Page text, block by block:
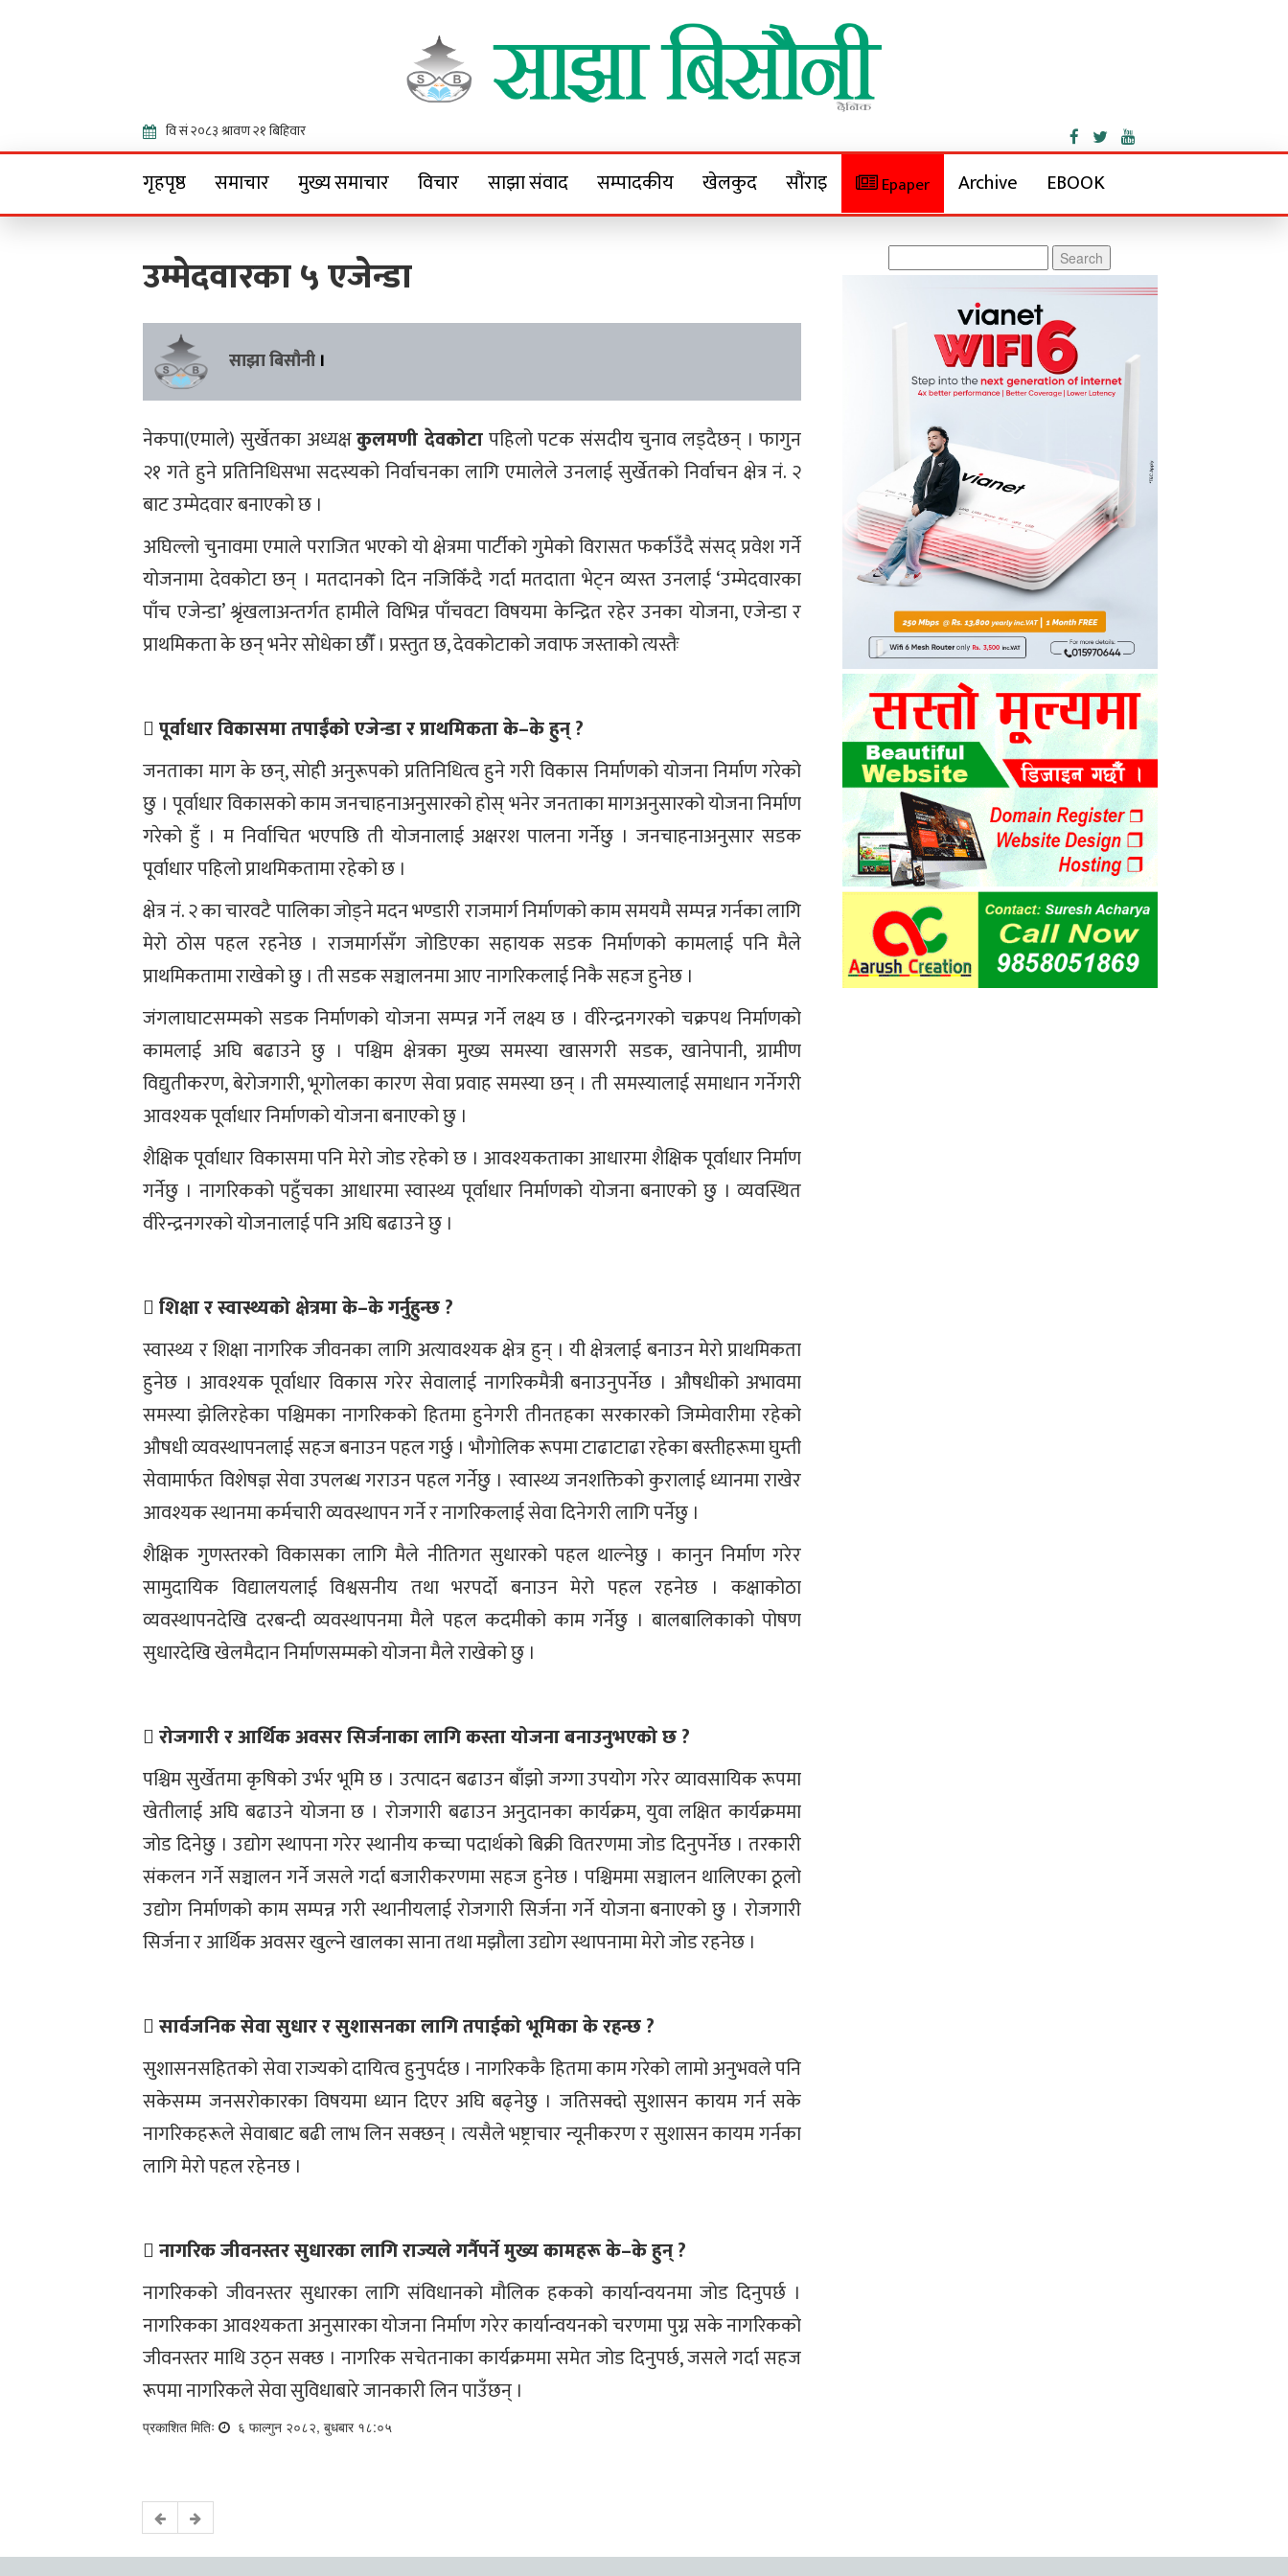
Sajha Bisaunee
गृहपृष्ठ समाचार मुख्य समाचार विचार साझा संवाद सम्पादकीय खेलकुद सौंराइ Epaper Archive EBOOK
उम्मेदवारका ५ एजेन्डा
साझा बिसौनी ।
नेकपा(एमाले) सुर्खेतका अध्यक्षकुलमणी देवकोटापहिलो पटक संसदीय चुनाव लड्दैछन् । फागुन
२१ गते हुने प्रतिनिधिसभा सदस्यको निर्वाचनका लागि एमालेले उनलाई सुर्खेतको निर्वाचन क्षेत्र नं. २
बाट उम्मेदवार बनाएको छ ।
अघिल्लो चुनावमा एमाले पराजित भएको यो क्षेत्रमा पार्टीको गुमेको विरासत फर्काउँदै संसद् प्रवेश गर्ने
योजनामा देवकोटा छन् । मतदानको दिन नजिकिँदै गर्दा मतदाता भेट्न व्यस्त उनलाई ‘उम्मेदवारका
पाँच एजेन्डा’ श्रृंखलाअन्तर्गत हामीले विभिन्न पाँचवटा विषयमा केन्द्रित रहेर उनका योजना, एजेन्डा र
प्राथमिकता के छन् भनेर सोधेका छौँं । प्रस्तुत छ, देवकोटाको जवाफ जस्ताको त्यस्तैः
 पूर्वाधार विकासमा तपाईंको एजेन्डा र प्राथमिकता के–के हुन् ?
जनताका माग के छन्, सोही अनुरूपको प्रतिनिधित्व हुने गरी विकास निर्माणको योजना निर्माण गरेको
छु । पूर्वाधार विकासको काम जनचाहनाअनुसारको होस् भनेर जनताका मागअनुसारको योजना निर्माण
गरेको हुँ । म निर्वाचित भएपछि ती योजनालाई अक्षरश पालना गर्नेछु । जनचाहनाअनुसार सडक
पूर्वाधार पहिलो प्राथमिकतामा रहेको छ ।
क्षेत्र नं. २ का चारवटै पालिका जोड्ने मदन भण्डारी राजमार्ग निर्माणको काम समयमै सम्पन्न गर्नका लागि
मेरो ठोस पहल रहनेछ । राजमार्गसँग जोडिएका सहायक सडक निर्माणको कामलाई पनि मैले
प्राथमिकतामा राखेको छु । ती सडक सञ्चालनमा आए नागरिकलाई निकै सहज हुनेछ ।
जंगलाघाटसम्मको सडक निर्माणको योजना सम्पन्न गर्ने लक्ष्य छ । वीरेन्द्रनगरको चक्रपथ निर्माणको
कामलाई अघि बढाउने छु । पश्चिम क्षेत्रका मुख्य समस्या खासगरी सडक, खानेपानी, ग्रामीण
विद्युतीकरण, बेरोजगारी, भूगोलका कारण सेवा प्रवाह समस्या छन् । ती समस्यालाई समाधान गर्नेगरी
आवश्यक पूर्वाधार निर्माणको योजना बनाएको छु ।
शैक्षिक पूर्वाधार विकासमा पनि मेरो जोड रहेको छ । आवश्यकताका आधारमा शैक्षिक पूर्वाधार निर्माण
गर्नेछु । नागरिकको पहुँचका आधारमा स्वास्थ्य पूर्वाधार निर्माणको योजना बनाएको छु । व्यवस्थित
वीरेन्द्रनगरको योजनालाई पनि अघि बढाउने छु ।
 शिक्षा र स्वास्थ्यको क्षेत्रमा के–के गर्नुहुन्छ ?
स्वास्थ्य र शिक्षा नागरिक जीवनका लागि अत्यावश्यक क्षेत्र हुन् । यी क्षेत्रलाई बनाउन मेरो प्राथमिकता
हुनेछ । आवश्यक पूर्वाधार विकास गरेर सेवालाई नागरिकमैत्री बनाउनुपर्नेछ । औषधीको अभावमा
समस्या झेलिरहेका पश्चिमका नागरिकको हितमा हुनेगरी तीनतहका सरकारको जिम्मेवारीमा रहेको
औषधी व्यवस्थापनलाई सहज बनाउन पहल गर्छु । भौगोलिक रूपमा टाढाटाढा रहेका बस्तीहरूमा घुम्ती
सेवामार्फत विशेषज्ञ सेवा उपलब्ध गराउन पहल गर्नेछु । स्वास्थ्य जनशक्तिको कुरालाई ध्यानमा राखेर
आवश्यक स्थानमा कर्मचारी व्यवस्थापन गर्ने र नागरिकलाई सेवा दिनेगरी लागि पर्नेछु ।
शैक्षिक गुणस्तरको विकासका लागि मैले नीतिगत सुधारको पहल थाल्नेछु । कानुन निर्माण गरेर
सामुदायिक विद्यालयलाई विश्वसनीय तथा भरपर्दो बनाउन मेरो पहल रहनेछ । कक्षाकोठा
व्यवस्थापनदेखि दरबन्दी व्यवस्थापनमा मैले पहल कदमीको काम गर्नेछु । बालबालिकाको पोषण
सुधारदेखि खेलमैदान निर्माणसम्मको योजना मैले राखेको छु ।
 रोजगारी र आर्थिक अवसर सिर्जनाका लागि कस्ता योजना बनाउनुभएको छ ?
पश्चिम सुर्खेतमा कृषिको उर्भर भूमि छ । उत्पादन बढाउन बाँझो जग्गा उपयोग गरेर व्यावसायिक रूपमा
खेतीलाई अघि बढाउने योजना छ । रोजगारी बढाउन अनुदानका कार्यक्रम, युवा लक्षित कार्यक्रममा
जोड दिनेछु । उद्योग स्थापना गरेर स्थानीय कच्चा पदार्थको बिक्री वितरणमा जोड दिनुपर्नेछ । तरकारी
संकलन गर्ने सञ्चालन गर्ने जसले गर्दा बजारीकरणमा सहज हुनेछ । पश्चिममा सञ्चालन थालिएका ठूलो
उद्योग निर्माणको काम सम्पन्न गरी स्थानीयलाई रोजगारी सिर्जना गर्ने योजना बनाएको छु । रोजगारी
सिर्जना र आर्थिक अवसर खुल्ने खालका साना तथा मझौला उद्योग स्थापनामा मेरो जोड रहनेछ ।
 सार्वजनिक सेवा सुधार र सुशासनका लागि तपाईको भूमिका के रहन्छ ?
सुशासनसहितको सेवा राज्यको दायित्व हुनुपर्दछ । नागरिककै हितमा काम गरेको लामो अनुभवले पनि
सकेसम्म जनसरोकारका विषयमा ध्यान दिएर अघि बढ्नेछु । जतिसक्दो सुशासन कायम गर्न सके
नागरिकहरूले सेवाबाट बढी लाभ लिन सक्छन् । त्यसैले भष्ट्राचार न्यूनीकरण र सुशासन कायम गर्नका
लागि मेरो पहल रहेनछ ।
 नागरिक जीवनस्तर सुधारका लागि राज्यले गर्नैपर्ने मुख्य कामहरू के–के हुन् ?
नागरिकको जीवनस्तर सुधारका लागि संविधानको मौलिक हकको कार्यान्वयनमा जोड दिनुपर्छ ।
नागरिकका आवश्यकता अनुसारका योजना निर्माण गरेर कार्यान्वयनको चरणमा पुग्न सके नागरिकको
जीवनस्तर माथि उठ्न सक्छ । नागरिक सचेतनाका कार्यक्रममा समेत जोड दिनुपर्छ, जसले गर्दा सहज
रूपमा नागरिकले सेवा सुविधाबारे जानकारी लिन पाउँछन् ।
प्रकाशित मितिः ६ फाल्गुन २०८२, बुधबार १८:०५
for: